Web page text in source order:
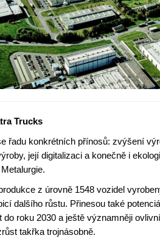
Trucks
řadu konkrétních přínosů: zvýšení
její digitalizaci a konečně i
z úrovně 1548 vozidel
dalšího růstu. Přinesou také
do roku 2030 a ještě významněji
takřka trojnásobně.